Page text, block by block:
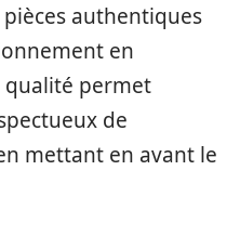
authentiques
en
qualité permet
de
mettant en avant le